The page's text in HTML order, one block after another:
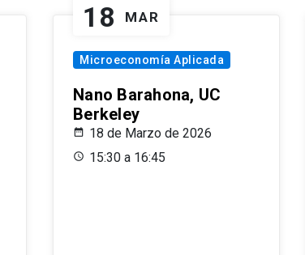
18 MAR
Microeconomía Aplicada
Nano Barahona, UC
Berkeley
18 de Marzo de 2026
15:30 a 16:45